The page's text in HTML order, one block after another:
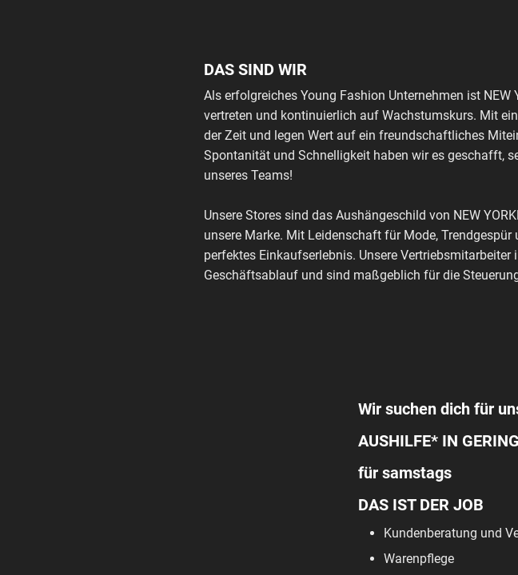
DAS SIND WIR
Als erfolgreiches Young Fashion Unternehmen ist
vertreten und kontinuierlich auf Wachstumskurs. Mit
der Zeit und legen Wert auf ein freundschaftliches
Spontanität und Schnelligkeit haben wir es geschafft,
unseres Teams!
Unsere Stores sind das Aushängeschild von NEW
unsere Marke. Mit Leidenschaft für Mode,
perfektes Einkaufserlebnis. Unsere
Geschäftsablauf und sind maßgeblich für die
Wir suchen dich für
AUSHILFE* IN
für samstags
DAS IST DER JOB
Kundenberatung und
Warenpflege